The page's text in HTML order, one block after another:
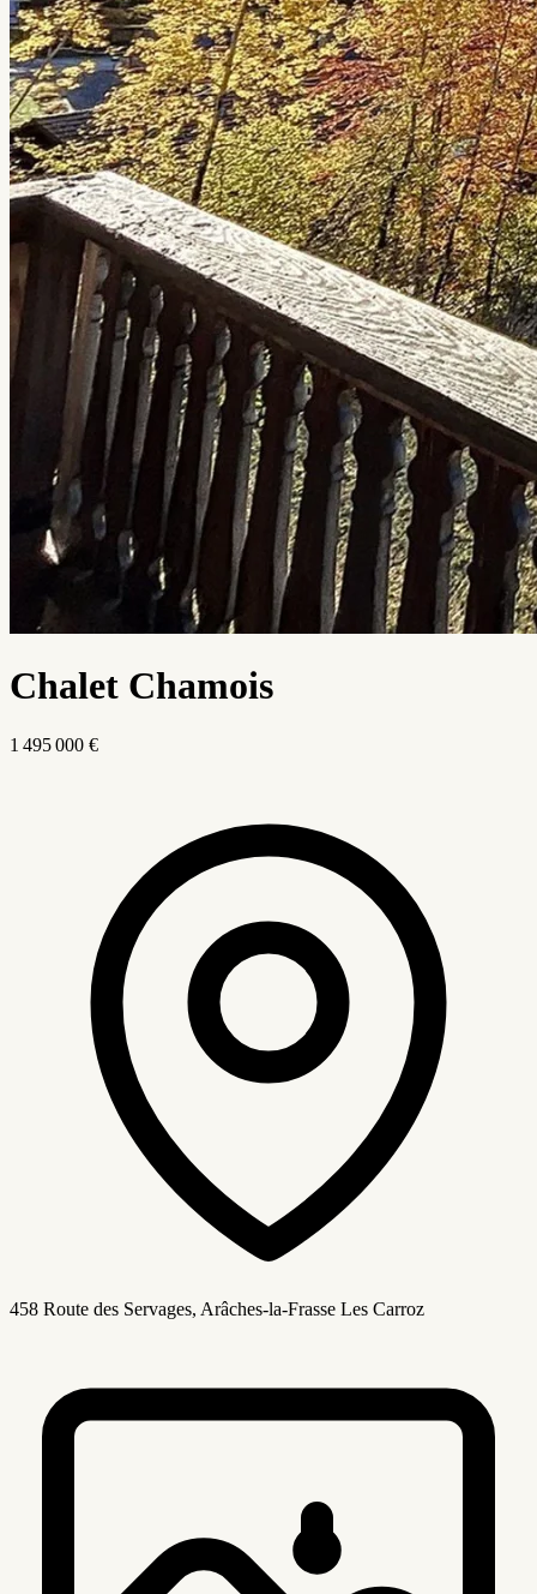
Chalet Chamois
1 495 000 €
458 Route des Servages, Arâches-la-Frasse Les Carroz